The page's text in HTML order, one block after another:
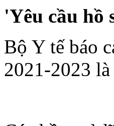
'Yêu cầu
Bộ Y tế báo
2021-2023